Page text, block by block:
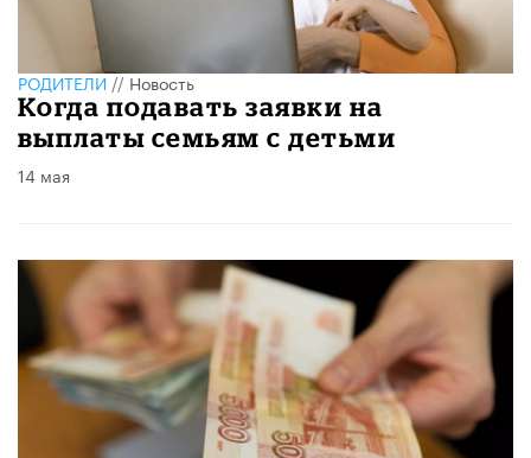
РОДИТЕЛИ//Новость
Когда подавать заявки на
выплаты семьям с детьми
14 мая